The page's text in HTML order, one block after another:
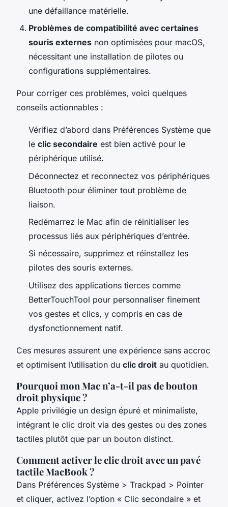
une défaillance matérielle.
Problèmes de compatibilité avec certaines
souris externes non optimisées pour macOS,
nécessitant une installation de pilotes ou
configurations supplémentaires.
Pour corriger ces problèmes, voici quelques
conseils actionnables :
Vérifiez d’abord dans Préférences Système que
le clic secondaire est bien activé pour le
périphérique utilisé.
Déconnectez et reconnectez vos périphériques
Bluetooth pour éliminer tout problème de
liaison.
Redémarrez le Mac afin de réinitialiser les
processus liés aux périphériques d’entrée.
Si nécessaire, supprimez et réinstallez les
pilotes des souris externes.
Utilisez des applications tierces comme
BetterTouchTool pour personnaliser finement
vos gestes et clics, y compris en cas de
dysfonctionnement natif.
Ces mesures assurent une expérience sans accroc
et optimisent l’utilisation du clic droit au quotidien.
Pourquoi mon Mac n’a-t-il pas de bouton
droit physique ?
Apple privilégie un design épuré et minimaliste,
intégrant le clic droit via des gestes ou des zones
tactiles plutôt que par un bouton distinct.
Comment activer le clic droit avec un pavé
tactile MacBook ?
Dans Préférences Système > Trackpad > Pointer
et cliquer, activez l’option « Clic secondaire » et